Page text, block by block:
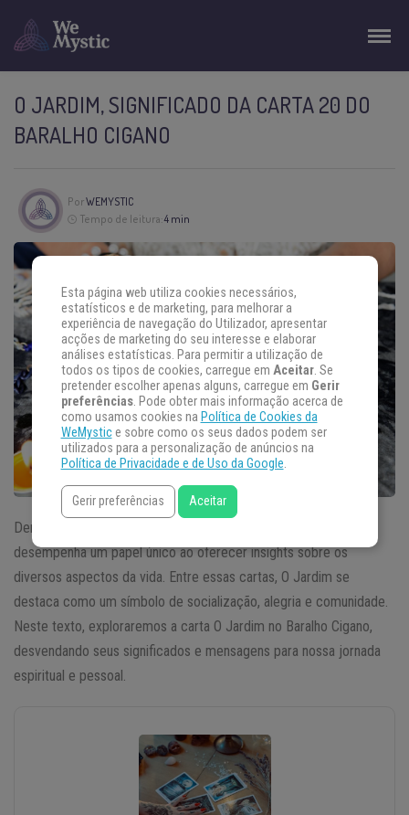
O JARDIM, SIGNIFICADO DA CARTA 20 DO
BARALHO CIGANO
PorWEMYSTIC
Tempo de leitura:4 min
Dentro do intrigante universo do Baralho Cigano, cada carta
desempenha um papel único ao oferecer insights sobre os
diversos aspectos da vida. Entre essas cartas, O Jardim se
destaca como um símbolo de socialização, alegria e comunidade.
Neste texto, exploraremos a carta O Jardim no Baralho Cigano,
desvendando seus significados e mensagens para nossa jornada
espiritual e pessoal.
Esta página web utiliza cookies necessários,
estatísticos e de marketing, para melhorar a
experiência de navegação do Utilizador, apresentar
acções de marketing do seu interesse e elaborar
análises estatísticas. Para permitir a utilização de
todos os tipos de cookies, carregue em Aceitar. Se
pretender escolher apenas alguns, carregue em Gerir
preferências. Pode obter mais informação acerca de
como usamos cookies na Política de Cookies da
WeMystice sobre como os seus dados podem ser
utilizados para a personalização de anúncios na
Política de Privacidade e de Uso da Google.
Gerir preferências Aceitar